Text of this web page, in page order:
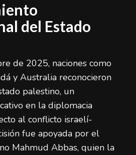
del Estado
de 2025, naciones como
y Australia reconocieron
palestino, un
en la diplomacia
al conflicto israelí-
fue apoyada por el
Mahmud Abbas, quien la